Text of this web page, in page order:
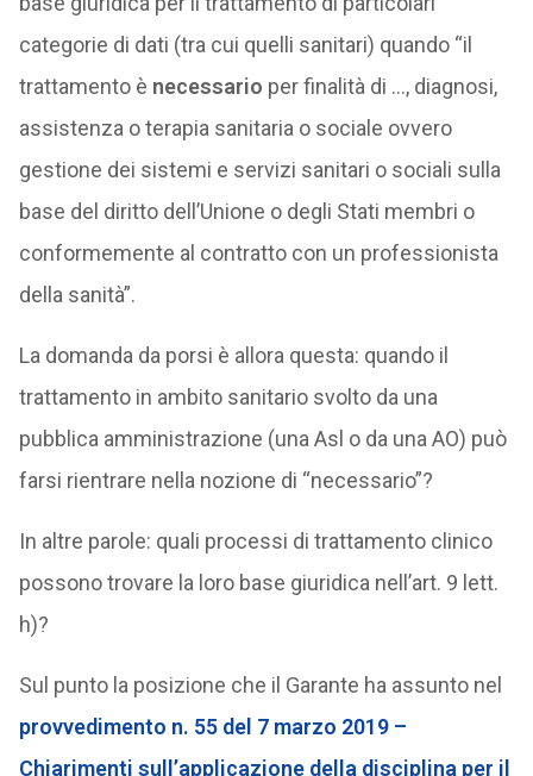
categorie di dati (tra cui quelli sanitari) quando “il
trattamento è necessario per finalità di …, diagnosi,
assistenza o terapia sanitaria o sociale ovvero
gestione dei sistemi e servizi sanitari o sociali sulla
base del diritto dell’Unione o degli Stati membri o
conformemente al contratto con un professionista
della sanità”.
La domanda da porsi è allora questa: quando il
trattamento in ambito sanitario svolto da una
pubblica amministrazione (una Asl o da una AO) può
farsi rientrare nella nozione di “necessario”?
In altre parole: quali processi di trattamento clinico
possono trovare la loro base giuridica nell’art. 9 lett.
h)?
Sul punto la posizione che il Garante ha assunto nel
provvedimento n. 55 del 7 marzo 2019 –
Chiarimenti sull’applicazione della disciplina per il